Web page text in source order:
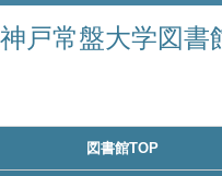
神戸常盤大学図書
図書館TOP